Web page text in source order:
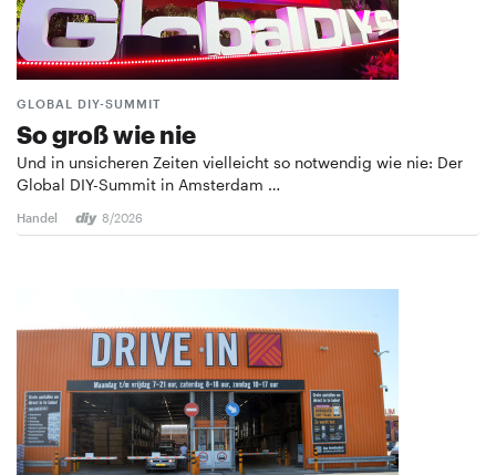
GLOBAL DIY-SUMMIT
So groß wie nie
Und in unsicheren Zeiten vielleicht so notwendig wie nie: Der
Global DIY-Summit in Amsterdam …
Handel 8/2026